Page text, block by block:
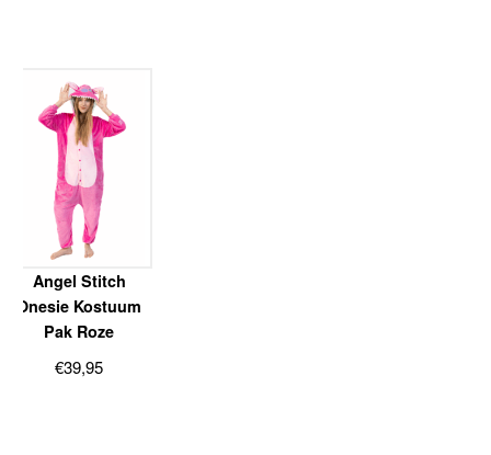
Angel Stitch
Onesie Kostuum
Pak Roze
€39,95